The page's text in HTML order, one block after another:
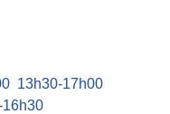
13h30-17h00